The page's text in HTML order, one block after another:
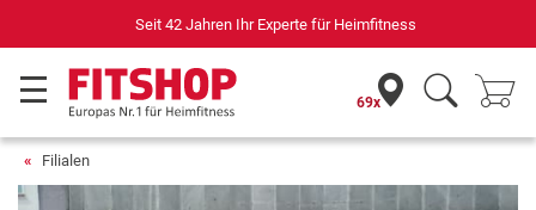
Seit 42 Jahren Ihr Experte für Heimfitness
69x
Filialen